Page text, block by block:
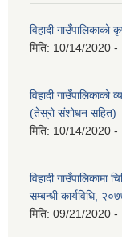
विहादी गाउँपालिकाको
मिति: 10/14/2020 -
विहादी गाउँपालिकाको
(तेस्रो संशोधन सहित)
मिति: 10/14/2020 -
विहादी गाउँपालिकामा
सम्बन्धी कार्यविधि,
मिति: 09/21/2020 -